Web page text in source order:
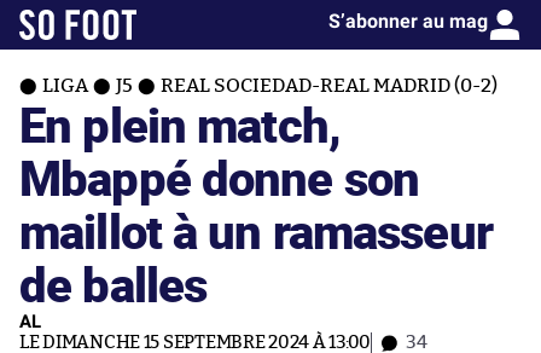
S’abonner au mag
LIGA J5 REAL SOCIEDAD-REAL MADRID (0-2)
En plein match,
Mbappé donne son
maillot à un ramasseur
de balles
AL
LE DIMANCHE 15 SEPTEMBRE 2024 À 13:00 34